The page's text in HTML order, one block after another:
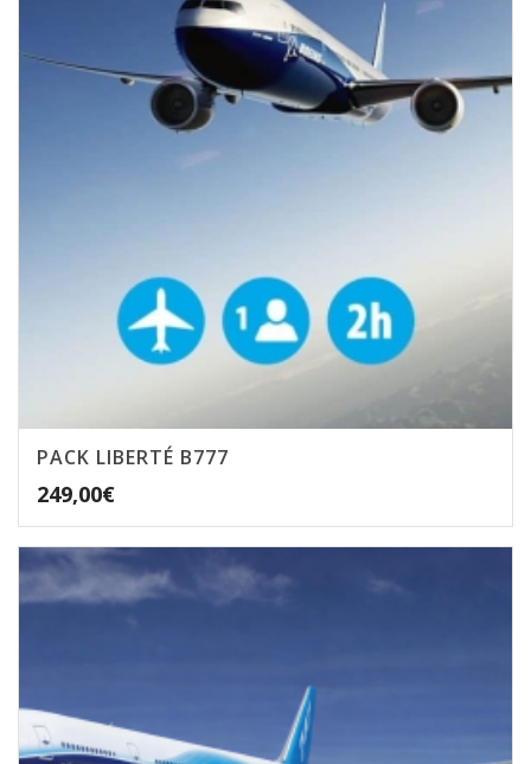
PACK LIBERTÉ B777
249,00€